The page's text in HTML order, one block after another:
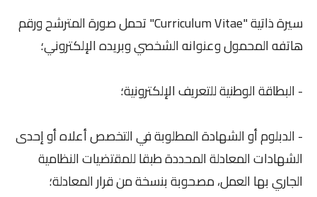
سيرة ذاتية "Curriculum Vitae" تحمل صورة المترشح ورقم
هاتفه المحمول وعنوانه الشخصي وبريده الإلكتروني؛
- البطاقة الوطنية للتعريف الإلكترونية؛
- الدبلوم أو الشهادة المطلوبة في التخصص أعلاه أو إحدى
الشهادات المعادلة المحددة طبقا للمقتضيات النظامية
الجاري بها العمل، مصحوبة بنسخة من قرار المعادلة؛